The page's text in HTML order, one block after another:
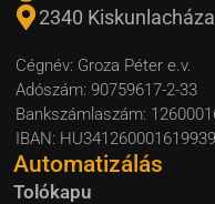
2340
Cégnév: Groza Péter e.v.
Adószám: 90759617-2-33
Bankszámlaszám:
IBAN:
Automatizálás
Tolókapu